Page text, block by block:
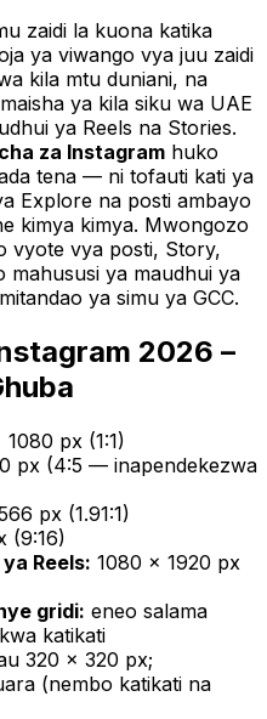
zaidi la kuona katika
ya viwango vya juu zaidi
kila mtu duniani, na
ya kila siku wa UAE
ya Reels na Stories.
za Instagram huko
tena — ni tofauti kati ya
Explore na posti ambayo
kimya kimya. Mwongozo
vyote vya posti, Story,
mahususi ya maudhui ya
ya simu ya GCC.
2026 –
px (1:1)
px (4:5 — inapendekezwa
px (1.91:1)
(9:16)
Reels: 1080 × 1920 px
gridi: eneo salama
katikati
320 × 320 px;
(nembo katikati na